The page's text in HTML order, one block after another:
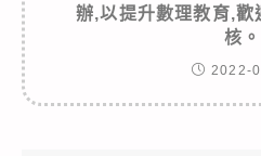
辦,以提升數理教育,
核。
2022-